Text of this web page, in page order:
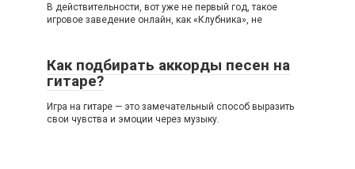
В действительности, вот уже не первый год, такое
игровое заведение онлайн, как «Клубника», не
Как подбирать аккорды песен на
гитаре?
Игра на гитаре — это замечательный способ выразить
свои чувства и эмоции через музыку.